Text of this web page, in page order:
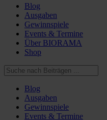
Blog
Ausgaben
Gewinnspiele
Events & Termine
Über BIORAMA
Shop
Blog
Ausgaben
Gewinnspiele
Events & Termine